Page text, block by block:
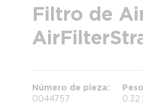
Filtro de
Air Filter
Número de pieza
0044757 0.32